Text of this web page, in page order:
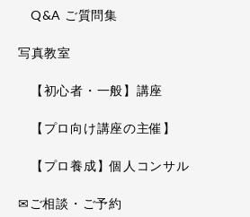
Q&A ご質問集
写真教室
【初心者・一般】講座
【プロ向け講座の主催】
【プロ養成】個人コンサル
✉ご相談・ご予約